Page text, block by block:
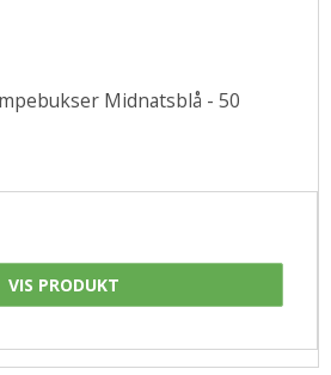
Midnatsblå - 50
VIS PRODUKT